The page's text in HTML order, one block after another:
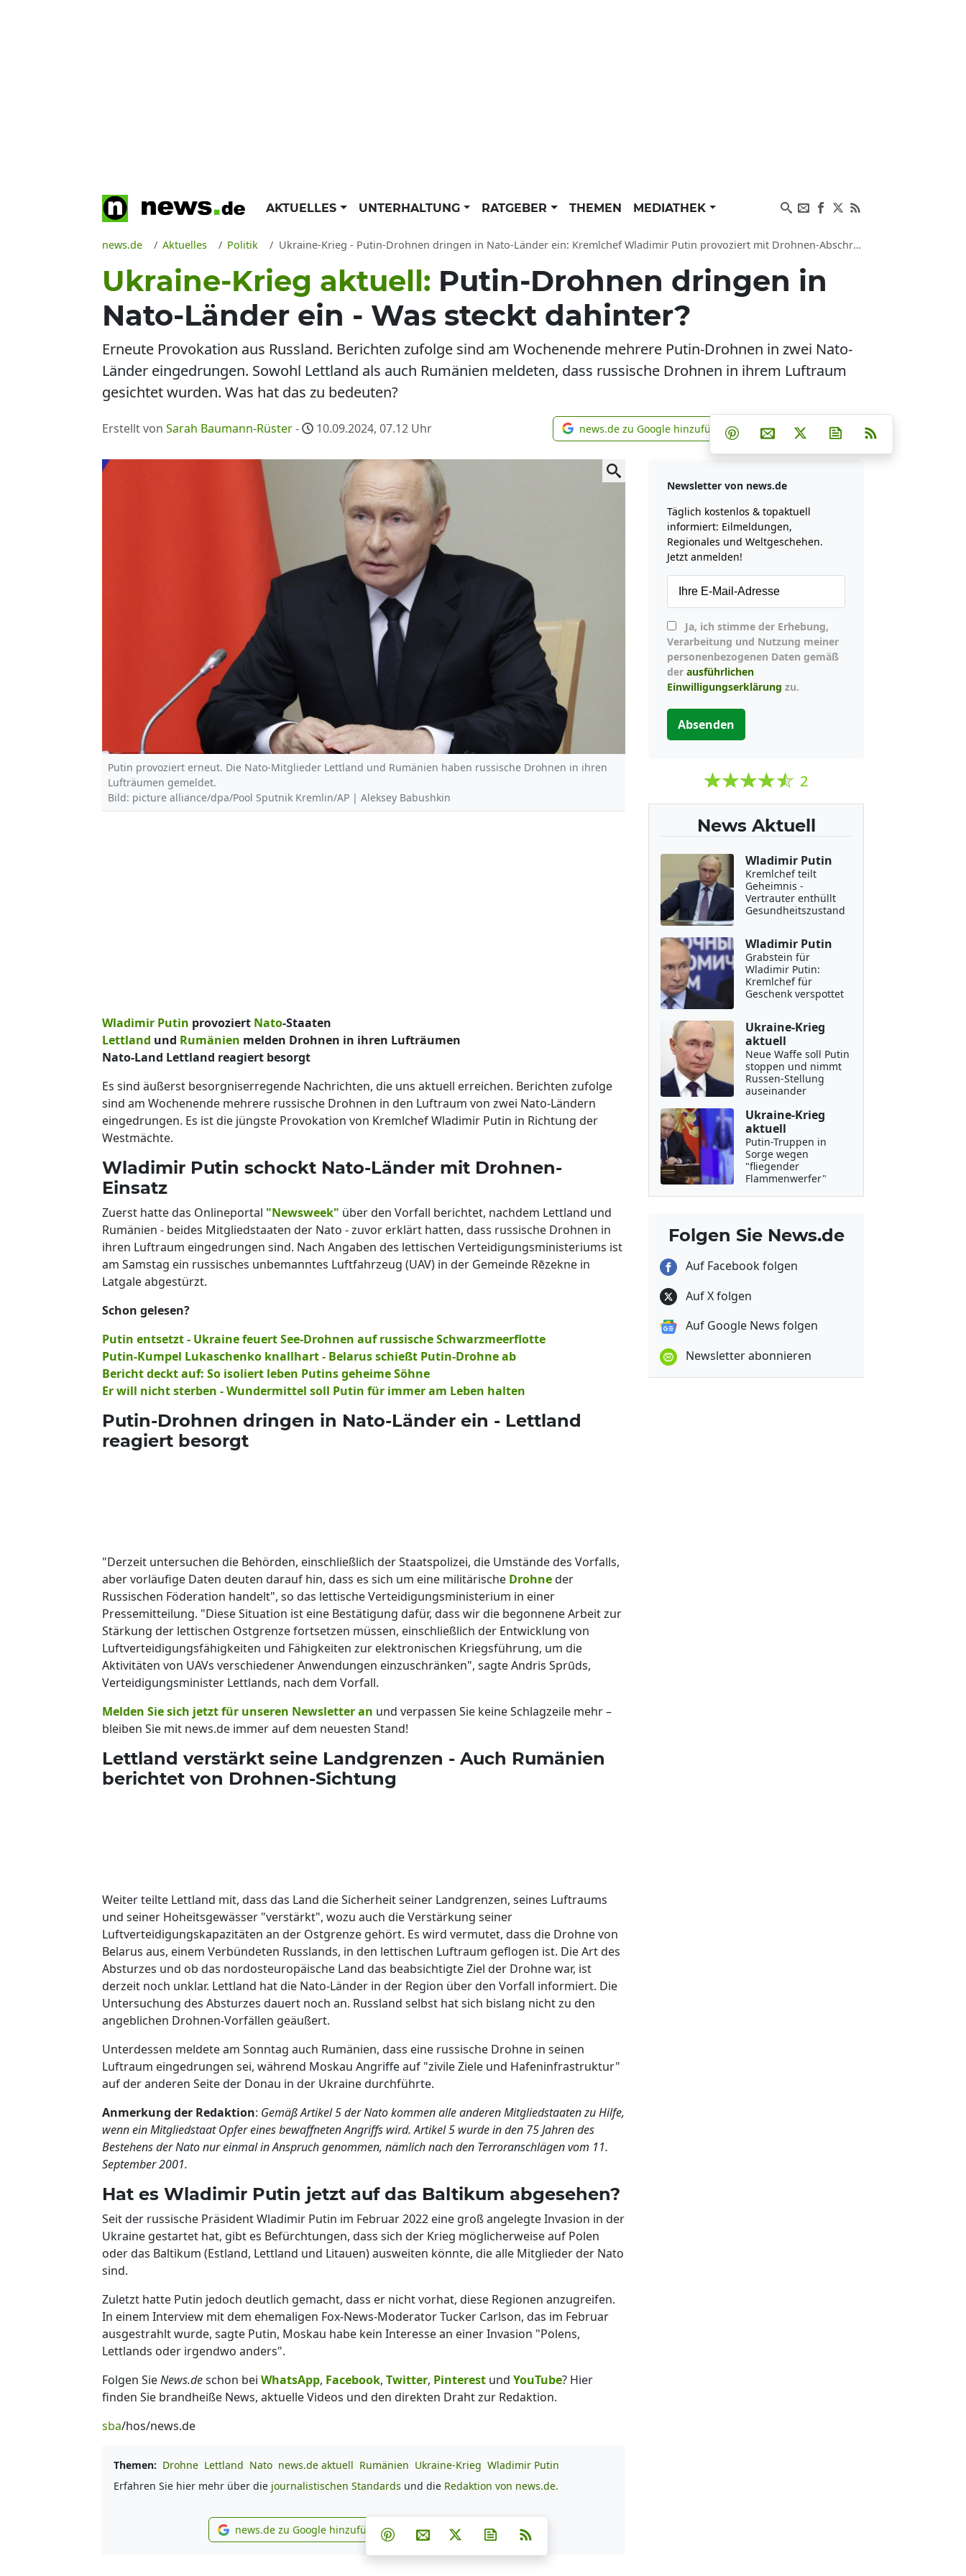
AKTUELLES UNTERHALTUNG RATGEBER THEMEN MEDIATHEK
news.de Aktuelles Politik Ukraine-Krieg - Putin-Drohnen dringen in Nato-Länder ein: Kremlchef Wladimir Putin provoziert mit Drohnen-Abschreckung
Ukraine-Krieg aktuell: Putin-Drohnen dringen in
Nato-Länder ein - Was steckt dahinter?
Erneute Provokation aus Russland. Berichten zufolge sind am Wochenende mehrere Putin-Drohnen in zwei Nato-
Länder eingedrungen. Sowohl Lettland als auch Rumänien meldeten, dass russische Drohnen in ihrem Luftraum
gesichtet wurden. Was hat das zu bedeuten?
Erstellt von Sarah Baumann-Rüster- 10.09.2024, 07.12 Uhr news.de zu Google hinzufügen
news.de zu Google hinzufügen Teilen auf Facebook
Teilen auf Whatsapp
Teilen auf Telegram
Teilen auf Pinterest
Per E-Mail teilen
Post auf XNewsletter
Putin provoziert erneut. Die Nato-Mitglieder Lettland und Rumänien haben russische Drohnen in ihren
Lufträumen gemeldet.
Bild: picture alliance/dpa/Pool Sputnik Kremlin/AP | Aleksey Babushkin
Wladimir Putin provoziert Nato-Staaten
Lettland und Rumänien melden Drohnen in ihren Lufträumen
Nato-Land Lettland reagiert besorgt
Es sind äußerst besorgniserregende Nachrichten, die uns aktuell erreichen. Berichten zufolge
sind am Wochenende mehrere russische Drohnen in den Luftraum von zwei Nato-Ländern
eingedrungen. Es ist die jüngste Provokation von Kremlchef Wladimir Putin in Richtung der
Westmächte.
Wladimir Putin schockt Nato-Länder mit Drohnen-
Einsatz
Zuerst hatte das Onlineportal "Newsweek" über den Vorfall berichtet, nachdem Lettland und
Rumänien - beides Mitgliedstaaten der Nato - zuvor erklärt hatten, dass russische Drohnen in
ihren Luftraum eingedrungen sind. Nach Angaben des lettischen Verteidigungsministeriums ist
am Samstag ein russisches unbemanntes Luftfahrzeug (UAV) in der Gemeinde Rēzekne in
Latgale abgestürzt.
Schon gelesen?
Putin entsetzt - Ukraine feuert See-Drohnen auf russische Schwarzmeerflotte
Putin-Kumpel Lukaschenko knallhart - Belarus schießt Putin-Drohne ab
Bericht deckt auf: So isoliert leben Putins geheime Söhne
Er will nicht sterben - Wundermittel soll Putin für immer am Leben halten
Putin-Drohnen dringen in Nato-Länder ein - Lettland
reagiert besorgt
"Derzeit untersuchen die Behörden, einschließlich der Staatspolizei, die Umstände des Vorfalls,
aber vorläufige Daten deuten darauf hin, dass es sich um eine militärische Drohneder
Russischen Föderation handelt", so das lettische Verteidigungsministerium in einer
Pressemitteilung. "Diese Situation ist eine Bestätigung dafür, dass wir die begonnene Arbeit zur
Stärkung der lettischen Ostgrenze fortsetzen müssen, einschließlich der Entwicklung von
Luftverteidigungsfähigkeiten und Fähigkeiten zur elektronischen Kriegsführung, um die
Aktivitäten von UAVs verschiedener Anwendungen einzuschränken", sagte Andris Sprūds,
Verteidigungsminister Lettlands, nach dem Vorfall.
Melden Sie sich jetzt für unseren Newsletter an und verpassen Sie keine Schlagzeile mehr –
bleiben Sie mit news.de immer auf dem neuesten Stand!
Lettland verstärkt seine Landgrenzen - Auch Rumänien
berichtet von Drohnen-Sichtung
Weiter teilte Lettland mit, dass das Land die Sicherheit seiner Landgrenzen, seines Luftraums
und seiner Hoheitsgewässer "verstärkt", wozu auch die Verstärkung seiner
Luftverteidigungskapazitäten an der Ostgrenze gehört. Es wird vermutet, dass die Drohne von
Belarus aus, einem Verbündeten Russlands, in den lettischen Luftraum geflogen ist. Die Art des
Absturzes und ob das nordosteuropäische Land das beabsichtigte Ziel der Drohne war, ist
derzeit noch unklar. Lettland hat die Nato-Länder in der Region über den Vorfall informiert. Die
Untersuchung des Absturzes dauert noch an. Russland selbst hat sich bislang nicht zu den
angeblichen Drohnen-Vorfällen geäußert.
Unterdessen meldete am Sonntag auch Rumänien, dass eine russische Drohne in seinen
Luftraum eingedrungen sei, während Moskau Angriffe auf "zivile Ziele und Hafeninfrastruktur"
auf der anderen Seite der Donau in der Ukraine durchführte.
Anmerkung der Redaktion: Gemäß Artikel 5 der Nato kommen alle anderen Mitgliedstaaten zu Hilfe,
wenn ein Mitgliedstaat Opfer eines bewaffneten Angriffs wird. Artikel 5 wurde in den 75 Jahren des
Bestehens der Nato nur einmal in Anspruch genommen, nämlich nach den Terroranschlägen vom 11.
September 2001.
Hat es Wladimir Putin jetzt auf das Baltikum abgesehen?
Seit der russische Präsident Wladimir Putin im Februar 2022 eine groß angelegte Invasion in der
Ukraine gestartet hat, gibt es Befürchtungen, dass sich der Krieg möglicherweise auf Polen
oder das Baltikum (Estland, Lettland und Litauen) ausweiten könnte, die alle Mitglieder der Nato
sind.
Zuletzt hatte Putin jedoch deutlich gemacht, dass er nicht vorhat, diese Regionen anzugreifen.
In einem Interview mit dem ehemaligen Fox-News-Moderator Tucker Carlson, das im Februar
ausgestrahlt wurde, sagte Putin, Moskau habe kein Interesse an einer Invasion "Polens,
Lettlands oder irgendwo anders".
Folgen SieNews.deschon bei WhatsApp, Facebook, Twitter, Pinterest und YouTube? Hier
finden Sie brandheiße News, aktuelle Videos und den direkten Draht zur Redaktion.
sba/hos/news.de
Themen: Drohne Lettland Nato news.de aktuell Rumänien Ukraine-Krieg Wladimir Putin
Erfahren Sie hier mehr über die journalistischen Standards und die Redaktion von news.de.
news.de zu Google hinzufügen
news.de zu Google hinzufügen Teilen auf Facebook
Teilen auf Whatsapp
Teilen auf Telegram
Teilen auf Pinterest
Per E-Mail teilen
Post auf XNewsletter abonnieren
Newsletter von news.de
Täglich kostenlos & topaktuell
informiert: Eilmeldungen,
Regionales und Weltgeschehen.
Jetzt anmelden!
Verarbeitung und Nutzung meiner
personenbezogenen Daten gemäß
der ausführlichen
Einwilligungserklärung zu.
Absenden
2
News Aktuell
Wladimir Putin
Kremlchef teilt
Geheimnis -
Vertrauter enthüllt
Gesundheitszustand
Wladimir Putin
Grabstein für
Wladimir Putin:
Kremlchef für
Geschenk verspottet
Ukraine-Krieg
aktuell
Neue Waffe soll Putin
stoppen und nimmt
Russen-Stellung
auseinander
Ukraine-Krieg
aktuell
Putin-Truppen in
Sorge wegen
"fliegender
Flammenwerfer"
Folgen Sie News.de
Auf Facebook folgen
Auf X folgen
Auf Google News folgen
Newsletter abonnieren